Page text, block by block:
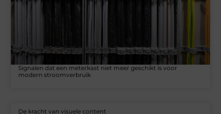
Signalen dat een meterkast niet meer geschikt is voor
modern stroomverbruik
De kracht van visuele content